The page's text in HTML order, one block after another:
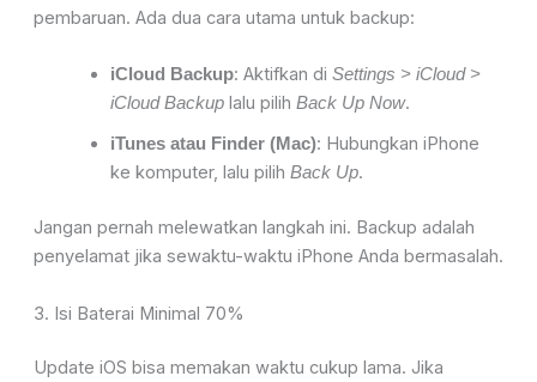
pembaruan. Ada dua cara utama untuk backup:
iCloud Backup: Aktifkan di Settings > iCloud >
iCloud Backuplalu pilih Back Up Now.
iTunes atau Finder (Mac): Hubungkan iPhone
ke komputer, lalu pilih Back Up.
Jangan pernah melewatkan langkah ini. Backup adalah
penyelamat jika sewaktu-waktu iPhone Anda bermasalah.
3. Isi Baterai Minimal 70%
Update iOS bisa memakan waktu cukup lama. Jika